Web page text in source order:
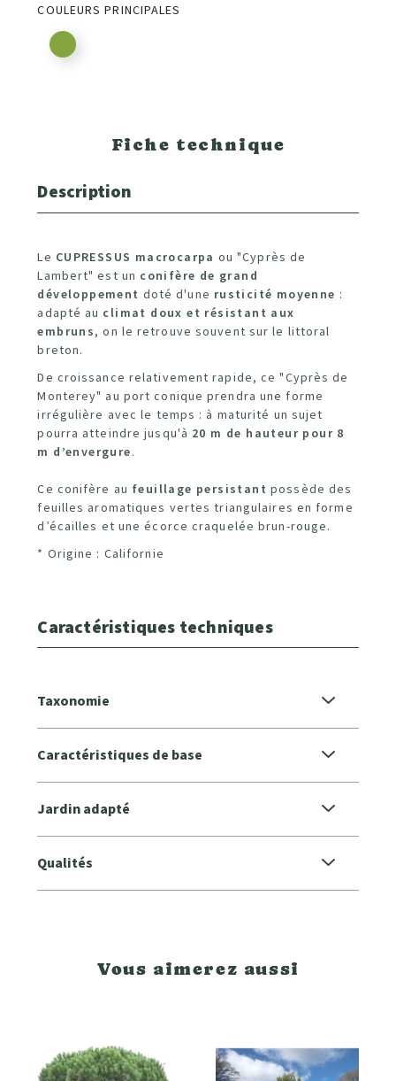
COULEURS PRINCIPALES
Fiche technique
Description
Le CUPRESSUS macrocarpa ou "Cyprès de
Lambert" est un conifère de grand
développement doté d'une rusticité moyenne :
adapté au climat doux et résistant aux
embruns, on le retrouve souvent sur le littoral
breton.
De croissance relativement rapide, ce "Cyprès de
Monterey" au port conique prendra une forme
irrégulière avec le temps : à maturité un sujet
pourra atteindre jusqu'à 20 m de hauteur pour 8
m d’envergure.
Ce conifère au feuillage persistant possède des
feuilles aromatiques vertes triangulaires en forme
d’écailles et une écorce craquelée brun-rouge.
* Origine : Californie
Caractéristiques techniques
Taxonomie
Caractéristiques de base
Jardin adapté
Qualités
Vous aimerez aussi